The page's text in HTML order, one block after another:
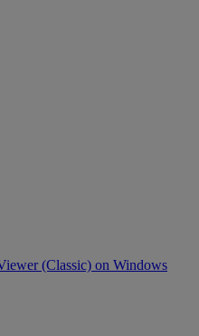
(Classic) on Windows